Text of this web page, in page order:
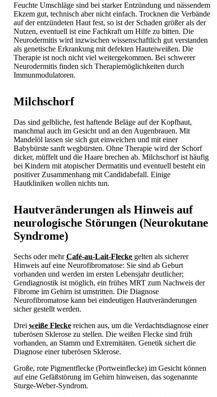
Feuchte Umschläge sind bei starker Entzündung und nässendem
Ekzem gut, technisch aber nicht einfach. Trocknen die Verbände
auf der entzündeten Haut fest, so ist der Schaden größer als der
Nutzen, eventuell ist eine Fachkraft um Hilfe zu bitten. Die
Neurodermitis wird inzwischen wissenschaftlich gut verstanden
als genetische Erkrankung mit defekten Hauteiweißen. Die
Therapie ist noch nicht viel weitergekommen. Bei schwerer
Neurodermitis finden sich Therapiemöglichkeiten durch
Immunmodulatoren.
Milchschorf
Das sind gelbliche, fest haftende Beläge auf der Kopfhaut,
manchmal auch im Gesicht und an den Augenbrauen. Mit
Mandelöl lassen sie sich gut einweichen und mit einer
Babybürste sanft wegbürsten. Ohne Therapie wird der Schorf
dicker, müffelt und die Haare brechen ab. Milchschorf ist häufig
bei Kindern mit atopischer Dermatitis und eventuell besteht ein
positiver Zusammenhang mit Candidabefall. Einige
Hautkliniken wollen nichts tun.
Hautveränderungen als Hinweis auf
neurologische Störungen (Neurokutane
Syndrome)
Sechs oder mehrCafé-au-Lait-Flecke gelten als sicherer
Hinweis auf eine Neurofibromatose: Sie sind ab Geburt
vorhanden und werden im ersten Lebensjahr deutlicher;
Gendiagnostik ist möglich, ein frühes MRT zum Nachweis der
Fibrome im Gehirn ist umstritten. Die Diagnose
Neurofibromatose kann bei eindeutigen Hautveränderungen
sicher gestellt werden.
Drei weiße Flecke reichen aus, um die Verdachtsdiagnose einer
tuberösen Sklerose zu stellen. Die weißen Flecke sind früh
vorhanden, an Stamm und Extremitäten. Genetik sichert die
Diagnose einer tuberösen Sklerose.
Große, rote Pigmentflecke (Portweinflecke) im Gesicht können
auf eine Gefäßstörung im Gehirn hinweisen, das sogenannte
Sturge-Weber-Syndrom.